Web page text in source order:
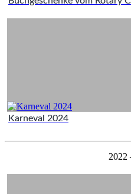
Karneval 2024
2022